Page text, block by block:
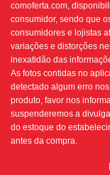
comoferta.com,
consumidor, sendo que
consumidores e lojistas
variações e distorções
inexatidão das
As fotos contidas no
detectado algum erro
produto, favor nos
suspenderemos a
do estoque do
antes da compra.